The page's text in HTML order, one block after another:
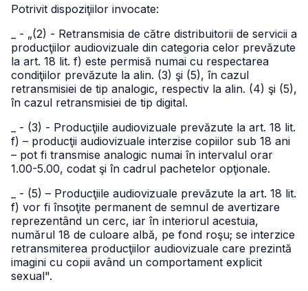
Potrivit dispoziţiilor invocate:
_ - „(2) - Retransmisia de către distribuitorii de servicii a
producţiilor audiovizuale din categoria celor prevăzute
la art. 18 lit. f) este permisă numai cu respectarea
condiţiilor prevăzute la alin. (3) şi (5), în cazul
retransmisiei de tip analogic, respectiv la alin. (4) şi (5),
în cazul retransmisiei de tip digital.
_ - (3) - Producţiile audiovizuale prevăzute la art. 18 lit.
f) – producţii audiovizuale interzise copiilor sub 18 ani
– pot fi transmise analogic numai în intervalul orar
1.00-5.00, codat şi în cadrul pachetelor opţionale.
_ - (5) – Producţiile audiovizuale prevăzute la art. 18 lit.
f) vor fi însoţite permanent de semnul de avertizare
reprezentând un cerc, iar în interiorul acestuia,
numărul 18 de culoare albă, pe fond roşu; se interzice
retransmiterea producţiilor audiovizuale care prezintă
imagini cu copii având un comportament explicit
sexual".